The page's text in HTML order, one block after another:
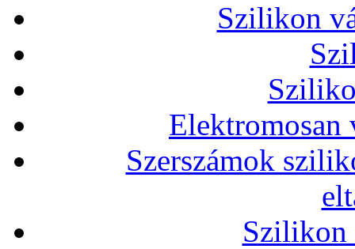
Szilikon
Elektromosan
Szerszámok
Szilikon